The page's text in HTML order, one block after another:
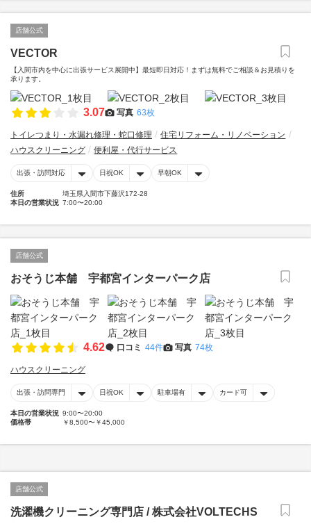
店舗公式
VECTOR
【入間市内を中心に出張サービス展開中】最短即日対応！まずは無料でご相談＆お見積りを
承ります。
3.07 写真 63枚
トイレつまり・水漏れ修理・蛇口修理
住宅リフォーム・リノベーション
ハウスクリーニング
便利屋・代行サービス
出張・訪問対応 日祝OK 早朝OK
住所
埼玉県入間市下藤沢172-28
本日の営業状況 7:00〜20:00
店舗公式
おそうじ本舗 宇都宮インターパーク店
4.62 口コミ 44件 写真 74枚
ハウスクリーニング
出張・訪問専門 日祝OK 駐車場有 カード可
本日の営業状況 9:00〜20:00
価格帯
￥8,500〜￥45,000
店舗公式
洗濯機クリーニング専門店 / 株式会社VOLTECHS